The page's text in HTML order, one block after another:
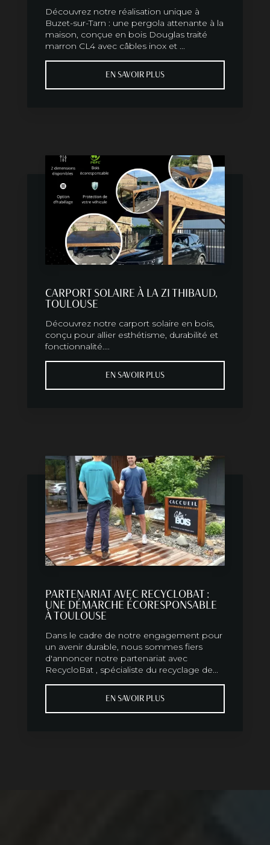
Découvrez notre réalisation unique à
Buzet-sur-Tarn : une pergola attenante à la
maison, conçue en bois Douglas traité
marron CL4 avec câbles inox et ...
EN SAVOIR PLUS
CARPORT SOLAIRE À LA ZI THIBAUD,
TOULOUSE
Découvrez notre carport solaire en bois,
conçu pour allier esthétisme, durabilité et
fonctionnalité....
EN SAVOIR PLUS
PARTENARIAT AVEC RECYCLOBAT :
UNE DÉMARCHE ÉCORESPONSABLE
À TOULOUSE
Dans le cadre de notre engagement pour
un avenir durable, nous sommes fiers
d'annoncer notre partenariat avec
RecycloBat , spécialiste du recyclage de...
EN SAVOIR PLUS